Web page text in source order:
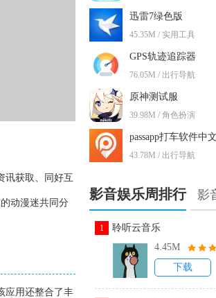
讯获取、同好互
动漫迷共同分
应用还整合了丰
迅雷7绿色版
45.35M / 实用工具
GPS轨迹追踪器
76.05M / 出行导航
原神测试服
39.98M / 角色扮演
passapp打车软件中
43.78M / 出行导航
影音娱乐周排行 影
1
聆听云音乐
4.45M
下载